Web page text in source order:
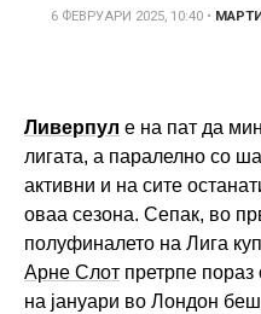
6 ФЕВРУАРИ 2025, 10:40 •
Ливерпул е на пат да
лигата, а паралелно со
активни и на сите
оваа сезона. Сепак, во
полуфиналето на Лига
Арне Слот претрпе
на јануари во Лондон